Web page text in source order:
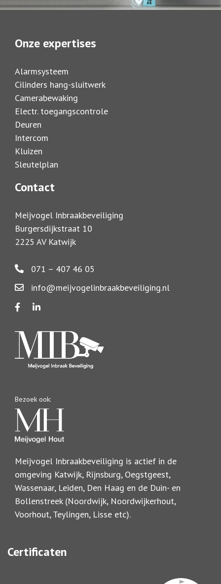
Onze expertises
Alarmsysteem
Cilinders hang-sluitwerk
Camerabewaking
Electr. toegangscontrole
Deuren
Intercom
Kluizen
Sleutelplan
Contact
Meijvogel Inbraakbeveiliging
Burgersdijkstraat 10
2225 AV Katwijk
071 – 407 46 05
info@meijvogelinbraakbeveiliging.nl
Bezoek ook:
Meijvogel Inbraakbeveiliging is actief in de
omgeving Katwijk, Rijnsburg, Oegstgeest,
Wassenaar, Leiden, Den Haag en de Duin- en
Bollenstreek (Noordwijk, Noordwijkerhout,
Voorhout, Teylingen, Lisse etc).
Certificaten